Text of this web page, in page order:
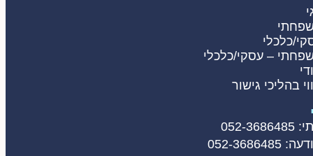
כלכלי
– עסקי/כלכלי
בהליכי גישור
3686485